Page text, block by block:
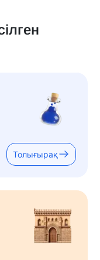
Толығырақ